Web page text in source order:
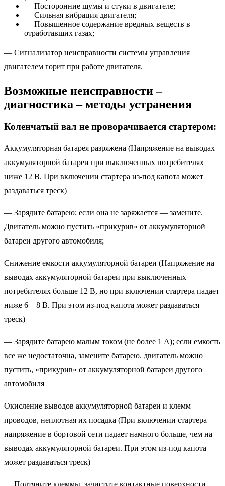
— Посторонние шумы и стуки в двигателе;
— Сильная вибрация двигателя;
— Повышенное содержание вредных веществ в
отработавших газах;
— Сигнализатор неисправности системы управления
двигателем горит при работе двигателя.
Возможные неисправности –
диагностика – методы устранения
Коленчатый вал не проворачивается стартером:
Аккумуляторная батарея разряжена (Напряжение на выводах
аккумуляторной батареи при выключенных потребителях
ниже 12 В. При включении стартера из-под капота может
раздаваться треск)
— Зарядите батарею; если она не заряжается — замените.
Двигатель можно пустить «прикурив» от аккумуляторной
батареи другого автомобиля;
Снижение емкости аккумуляторной батареи (Напряжение на
выводах аккумуляторной батареи при выключенных
потребителях больше 12 В, но при включении стартера падает
ниже 6—8 В. При этом из-под капота может раздаваться
треск)
— Зарядите батарею малым током (не более 1 А); если емкость
все же недостаточна, замените батарею. двигатель можно
пустить, «прикурив» от аккумуляторной батареи другого
автомобиля
Окисление выводов аккумуляторной батареи и клемм
проводов, неплотная их посадка (При включении стартера
напряжение в бортовой сети падает намного больше, чем на
выводах аккумуляторной батареи. При этом из-под капота
может раздаваться треск)